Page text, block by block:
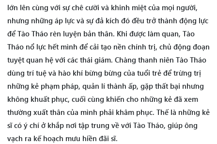
lớn lên cùng với sự chê cười và khinh miệt của mọi người,
nhưng những áp lực và sự đả kích đó đều trở thành động lực
để Tào Tháo rèn luyện bản thân. Khi được làm quan, Tào
Tháo nổ lực hết mình để cải tạo nền chính trị, chủ động đoạn
tuyệt quan hệ với các thái giám. Chàng thanh niên Tào Tháo
dùng trí tuệ và hào khí bừng bừng của tuổi trẻ để trừng trị
những kẻ phạm pháp, quản lí thành ấp, gặp thất bại nhưng
không khuất phục, cuối cùng khiến cho những kẻ đã xem
thường xuất thân của mình phải khâm phục. Thế là những kẻ
sĩ có ý chí ở khắp nơi tập trung về với Tào Tháo, giúp ông
vạch ra kế hoạch mưu hiền đãi sĩ.